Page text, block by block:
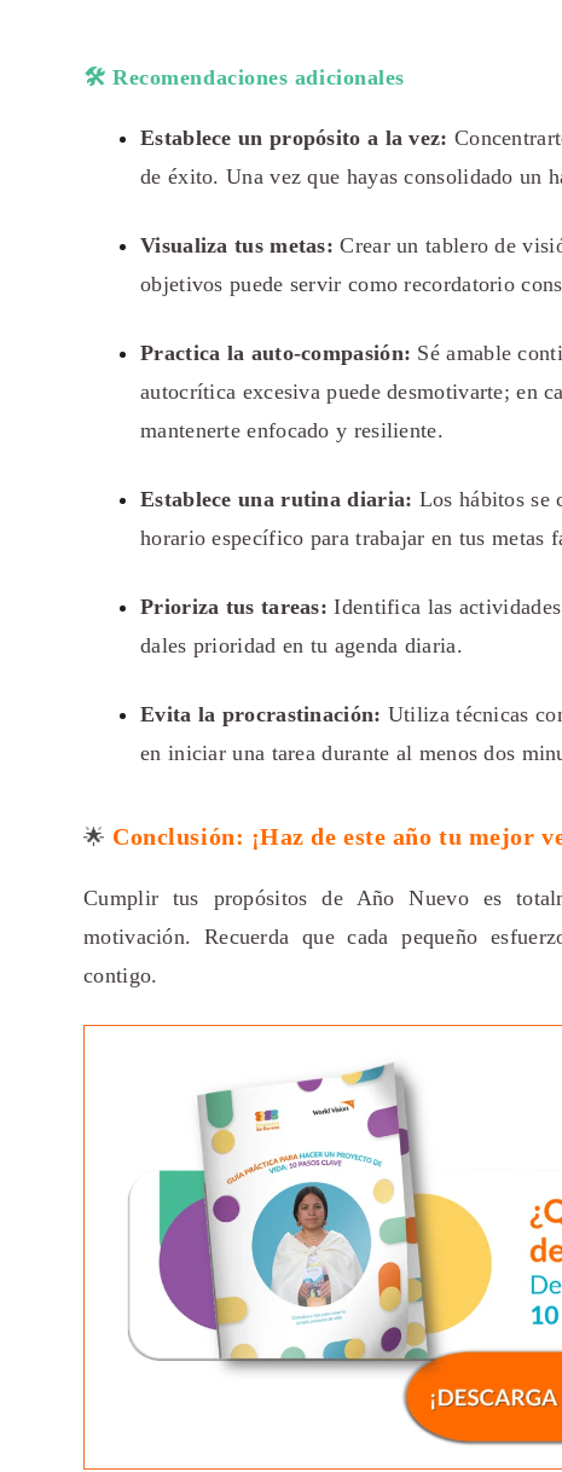
🛠️ Recomendaciones adicionales
Establece un propósito a la vez:
de éxito. Una vez que hayas consolidado un
Visualiza tus metas:Crear un tablero de
objetivos puede servir como recordatorio
Practica la auto-compasión: Sé amable
autocrítica excesiva puede desmotivarte; en
mantenerte enfocado y resiliente.
Establece una rutina diaria: Los hábitos se
horario específico para trabajar en tus
Prioriza tus tareas: Identifica las
dales prioridad en tu agenda diaria.
Evita la procrastinación: Utiliza técnicas
en iniciar una tarea durante al menos dos
🌟 Conclusión: ¡Haz de este año tu mejor
Cumplir tus propósitos de Año Nuevo es
motivación. Recuerda que cada pequeño
contigo.